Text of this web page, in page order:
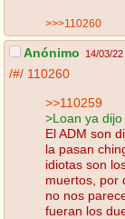
>>>110260
Anónimo 14/03/
/#/ 110260
>>110259
>Loan ya
El ADM son
la pasan
idiotas son
muertos, por
no nos
fueran los